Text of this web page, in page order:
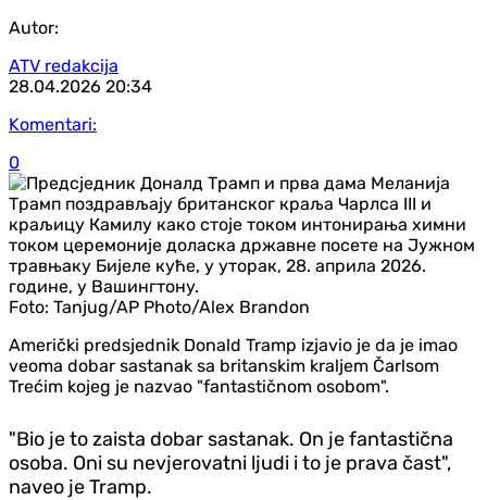
Autor:
ATV redakcija
28.04.2026 20:34
Komentari:
0
Foto: Tanjug/AP Photo/Alex Brandon
Američki predsjednik Donald Tramp izjavio je da je imao
veoma dobar sastanak sa britanskim kraljem Čarlsom
Trećim kojeg je nazvao "fantastičnom osobom".
"Bio je to zaista dobar sastanak. On je fantastična
osoba. Oni su nevjerovatni ljudi i to je prava čast",
naveo je Tramp.